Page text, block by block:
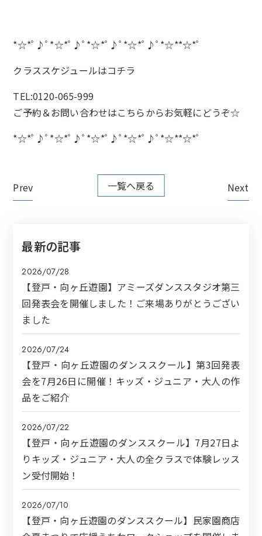
*☆*ﾟ♪ﾟ*☆*ﾟ♪ﾟ*☆*ﾟ♪ﾟ*☆*ﾟ♪ﾟ*☆**☆*ﾟ
クラススケジュールはコチラ
TEL:0120-065-999
ご予約＆お問い合わせはこちらからお気軽にどうぞ☆
*☆*ﾟ♪ﾟ*☆*ﾟ♪ﾟ*☆*ﾟ♪ﾟ*☆*ﾟ♪ﾟ*☆**☆*ﾟ
Prev 一覧へ戻る Next
最新の記事
2026/07/28
【登戸・向ヶ丘遊園】アミーズダンススタジオ第三
回発表会を開催しました！ご来場ありがとうござい
ました
2026/07/24
【登戸・向ヶ丘遊園のダンススクール】第3回発表
会を7月26日に開催！キッズ・ジュニア・大人の作
品をご紹介
2026/07/22
【登戸・向ヶ丘遊園のダンススクール】7月27日よ
りキッズ・ジュニア・大人の全クラスで体験レッス
ン受付開始！
2026/07/10
【登戸・向ヶ丘遊園のダンススクール】民家園商店